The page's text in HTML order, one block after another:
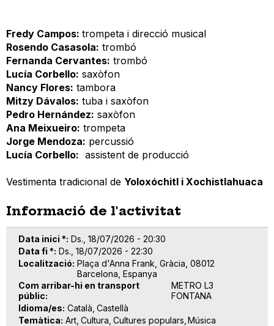
Fredy Campos: trompeta i direcció musical
Rosendo Casasola: trombó
Fernanda Cervantes: trombó
Lucía Corbello: saxòfon
Nancy Flores: tambora
Mitzy Dávalos: tuba i saxòfon
Pedro Hernández: saxòfon
Ana Meixueiro: trompeta
Jorge Mendoza: percussió
Lucía Corbello: assistent de producció
Vestimenta tradicional de Yoloxóchitl i Xochistlahuaca
Informació de l'activitat
Data inici * Ds., 18/07/2026 - 20:30
Data fi * Ds., 18/07/2026 - 22:30
Localització Plaça d'Anna Frank, Gràcia, 08012
Barcelona, Espanya
Com arribar-hi en transport
públic
METRO L3
FONTANA
Idioma/es Català Castellà
Temàtica Art Cultura Cultures populars Música